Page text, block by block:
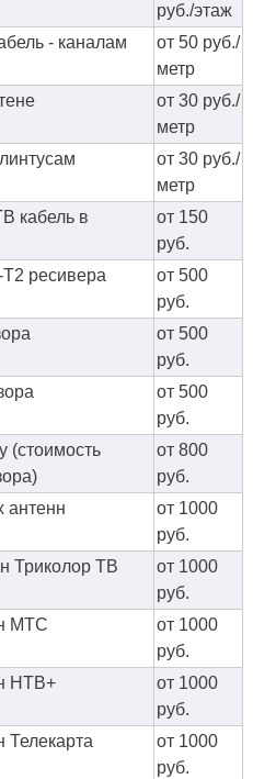
руб./этаж
- каналам
от 50 руб./
метр
от 30 руб./
метр
от 30 руб./
метр
кабель в
от 150
руб.
ресивера
от 500
руб.
от 500
руб.
от 500
руб.
(стоимость
от 800
руб.
антенн
от 1000
руб.
Триколор ТВ
от 1000
руб.
МТС
от 1000
руб.
НТВ+
от 1000
руб.
Телекарта
от 1000
руб.